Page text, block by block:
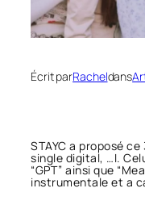
Écrit parRacheldans
STAYC a proposé
single digital, …I.
“GPT” ainsi que
instrumentale et a